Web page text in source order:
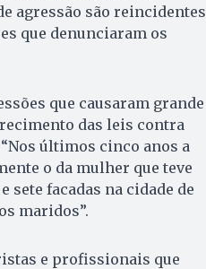
agressão são reincidentes
que denunciaram os
que causaram grande
das leis contra
últimos cinco anos a
o da mulher que teve
sete facadas na cidade de
maridos”.
e profissionais que